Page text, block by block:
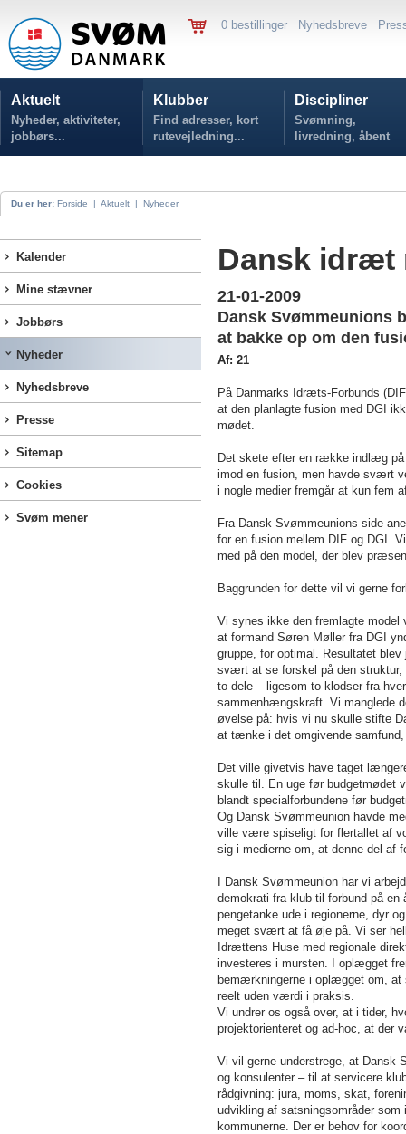
0 bestillinger Nyhedsbreve
Aktuelt
Nyheder, aktiviteter,
jobbørs...
Klubber
Find adresser, kort
rutevejledning...
Discipliner
Svømning,
livredning, åbent
vand...
Du er her: Forside | Aktuelt | Nyheder
Kalender
Mine stævner
Jobbørs
Nyheder
Nyhedsbreve
Presse
Sitemap
Cookies
Svøm mener
Dansk idræt
21-01-2009
Dansk Svømmeunions
at bakke op om den
Af: 21
På Danmarks Idræts-Forbunds
at den planlagte fusion med DGI
mødet.
Det skete efter en række indlæg på
imod en fusion, men havde svært
i nogle medier fremgår at kun fem
Fra Dansk Svømmeunions side
for en fusion mellem DIF og DGI.
med på den model, der blev
Baggrunden for dette vil vi gerne
Vi synes ikke den fremlagte
at formand Søren Møller fra DGI
gruppe, for optimal. Resultatet blev
svært at se forskel på den
to dele – ligesom to klodser fra
sammenhængskraft. Vi manglede
øvelse på: hvis vi nu skulle stifte
at tænke i det omgivende
Det ville givetvis have taget
skulle til. En uge før budgetmødet
blandt specialforbundene før
Og Dansk Svømmeunion havde
ville være spiseligt for flertallet af
sig i medierne om, at denne del
I Dansk Svømmeunion har vi
demokrati fra klub til forbund på
pengetanke ude i regionerne, dyr
meget svært at få øje på. Vi ser
Idrættens Huse med regionale
investeres i mursten. I oplægget
bemærkningerne i oplægget om, at
reelt uden værdi i praksis.
Vi undrer os også over, at i tider,
projektorienteret og ad-hoc, at der
Vi vil gerne understrege, at Dansk
og konsulenter – til at servicere
rådgivning: jura, moms, skat,
udvikling af satsningsområder
kommunerne. Der er behov for